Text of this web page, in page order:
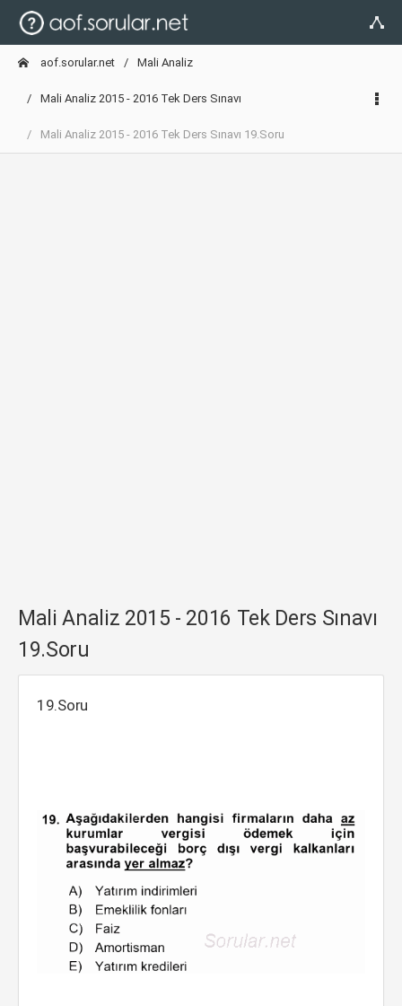
aof.sorular.net Mali Analiz
Mali Analiz 2015 - 2016 Tek Ders Sınavı
Mali Analiz 2015 - 2016 Tek Ders Sınavı 19.Soru
Mali Analiz 2015 - 2016 Tek Ders Sınavı
19.Soru
19.Soru